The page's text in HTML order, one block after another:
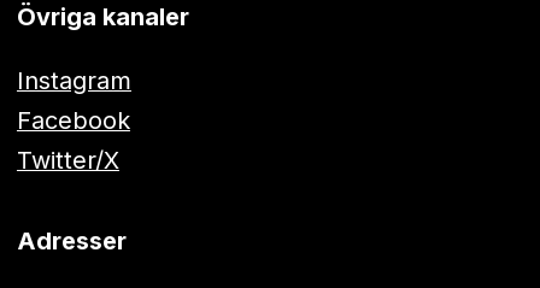
Övriga kanaler
Instagram
Facebook
Twitter/X
Adresser